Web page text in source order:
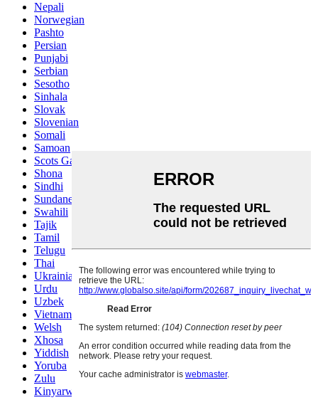
Nepali
Norwegian
Pashto
Persian
Punjabi
Serbian
Sesotho
Sinhala
Slovak
Slovenian
Somali
Samoan
Scots Gaelic
Shona
Sindhi
Sundanese
Swahili
Tajik
Tamil
Telugu
Thai
Ukrainian
Urdu
Uzbek
Vietnamese
Welsh
Xhosa
Yiddish
Yoruba
Zulu
Kinyarwanda